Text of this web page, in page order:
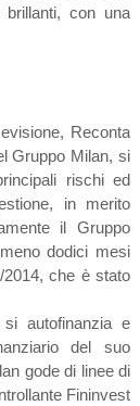
con una
Reconta
Gruppo Milan, si
rischi ed
in merito
il Gruppo
dodici mesi
che è stato
autofinanzia e
del suo
gode di linee di
Fininvest